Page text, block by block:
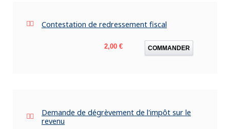
Contestation de redressement fiscal
Prix
2,00 € COMMANDER
Demande de dégrèvement de l'impôt sur le
revenu